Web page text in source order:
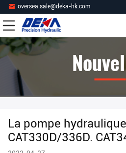
oversea.sale@deka-hk.com
La pompe
CAT330D/336D.